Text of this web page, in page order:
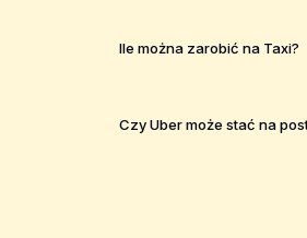
Ile można zarobić na Taxi?
Czy Uber może stać na